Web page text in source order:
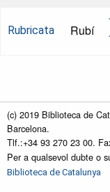
Rubricata Rubí
(c) 2019 Biblioteca de
Barcelona.
Tlf.:+34 93 270 23 00.
Per a qualsevol dubte o
Biblioteca de Catalunya